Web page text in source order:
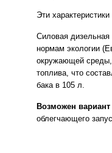
Эти
Силовая дизельная
нормам экологии
окружающей среды,
топлива, что
бака в 105 л.
Возможен
облегчающего